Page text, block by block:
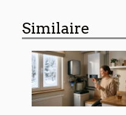
Similaire